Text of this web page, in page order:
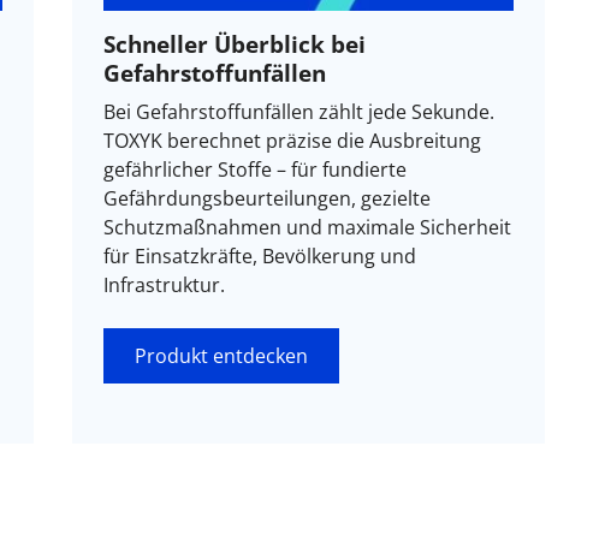
Schneller Überblick bei
Gefahrstoffunfällen
Bei Gefahrstoffunfällen zählt jede Sekunde.
TOXYK berechnet präzise die Ausbreitung
gefährlicher Stoffe – für fundierte
Gefährdungsbeurteilungen, gezielte
Schutzmaßnahmen und maximale Sicherheit
für Einsatzkräfte, Bevölkerung und
Infrastruktur.
Produkt entdecken